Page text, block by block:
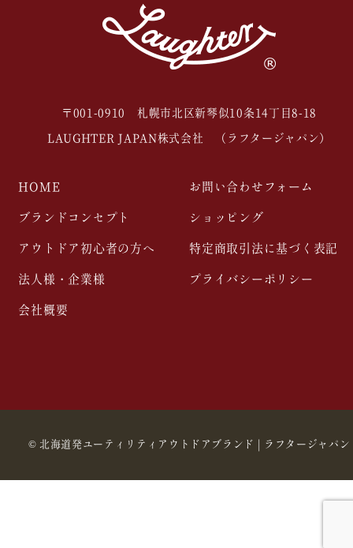
〒001-0910 札幌市北区新琴似10条14丁目8-18
LAUGHTER JAPAN株式会社 （ラフタージャパン）
HOME
ブランドコンセプト
アウトドア初心者の方へ
法人様・企業様
会社概要
お問い合わせフォーム
ショッピング
特定商取引法に基づく表記
プライバシーポリシー
© 北海道発ユーティリティアウトドアブランド | ラフタージャパン